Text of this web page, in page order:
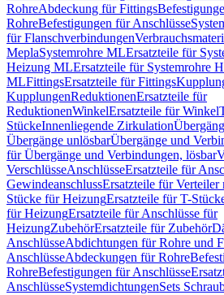
RohreAbdeckung für Fittings
RohreBefestigungen für Anschlüsse
für Flanschverbindungen
MeplaSystemrohre MLErsatzteile für
Heizung MLErsatzteile für Systemrohre
MLFittingsErsatzteile für Fittings
KupplungenReduktionenErsatzteile für
ReduktionenWinkelErsatzteile für Winkel
StückeInnenliegende Zirkulation
Übergänge unlösbarÜbergänge und
für Übergänge und Verbindungen, lösbar
VerschlüsseAnschlüsseErsatzteile für
GewindeanschlussErsatzteile für Verteiler
Stücke für HeizungErsatzteile für T-
für HeizungErsatzteile für Anschlüsse für
HeizungZubehörErsatzteile für Zubehör
AnschlüsseAbdichtungen für Rohre und
AnschlüsseAbdeckungen für Rohre
RohreBefestigungen für Anschlüsse
AnschlüsseSystemdichtungenSets